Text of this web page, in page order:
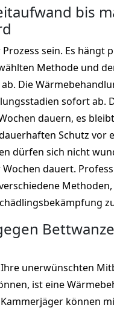
bis
sein. Es hängt
Methode und
Die
sofort ab.
dauern, es
Schutz vor
dürfen sich nicht
dauert.
Ihre unerwünschten
ist eine
können